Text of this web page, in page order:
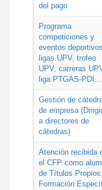
del pago
Programa
competiciones y
eventos
ligas UPV, trofeo
UPV, carreras
liga PTGAS-PDI...
Gestión de
de empresa
a directores de
cátedras)
Atención recibida
el CFP como
de Títulos
Formación